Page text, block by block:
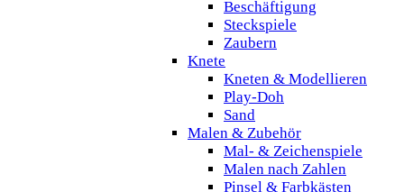
Beschäftigung
Steckspiele
Zaubern
Knete
Kneten & Modellieren
Play-Doh
Sand
Malen & Zubehör
Mal- & Zeichenspiele
Malen nach Zahlen
Pinsel & Farbkästen